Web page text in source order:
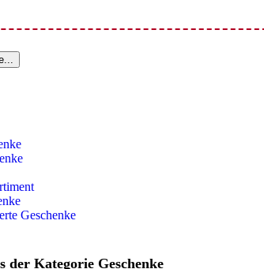
Geschenke
der Kategorie Geschenke